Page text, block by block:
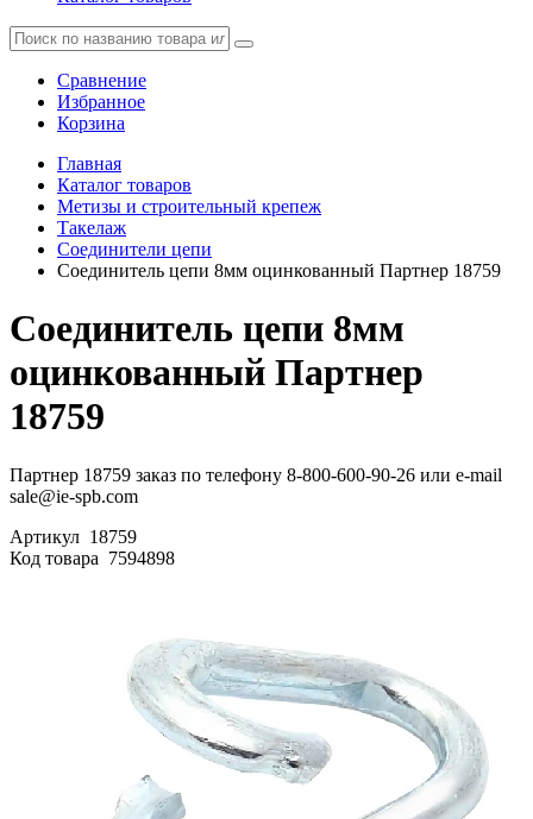
Сравнение
Избранное
Корзина
Главная
Каталог товаров
Метизы и строительный крепеж
Такелаж
Соединители цепи
Соединитель цепи 8мм оцинкованный Партнер 18759
Соединитель цепи 8мм
оцинкованный Партнер
18759
Партнер 18759 заказ по телефону 8-800-600-90-26 или e-mail
sale@ie-spb.com
Артикул 18759
Код товара 7594898